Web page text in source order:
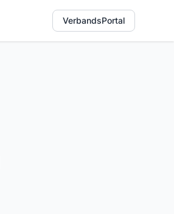
VerbandsPortal